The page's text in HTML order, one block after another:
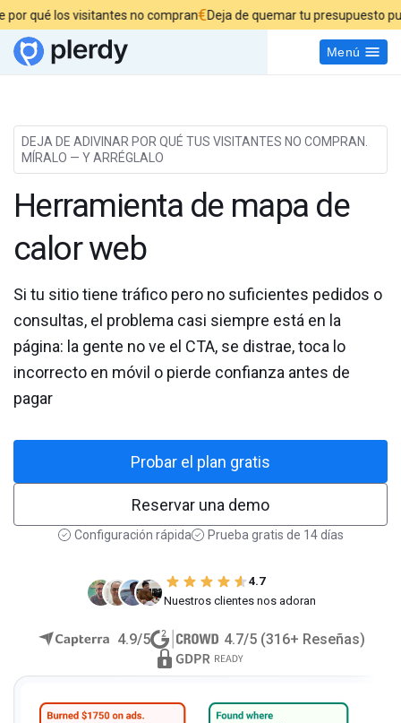
no compran€Deja de quemar tu presupuesto publicitario£
Menú
DEJA DE ADIVINAR POR QUÉ TUS VISITANTES NO COMPRAN.
MÍRALO — Y ARRÉGLALO
Herramienta de mapa de
calor web
Si tu sitio tiene tráfico pero no suficientes pedidos o
consultas, el problema casi siempre está en la
página: la gente no ve el CTA, se distrae, toca lo
incorrecto en móvil o pierde confianza antes de
pagar
Probar el plan gratis
Reservar una demo
Configuración rápida Prueba gratis de 14 días
4.7
Nuestros clientes nos adoran
4.9/5 4.7/5 (316+ Reseñas)